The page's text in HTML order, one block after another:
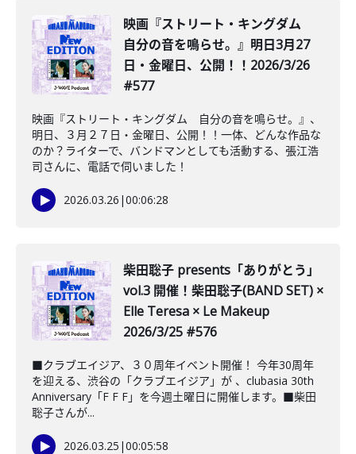
映画『ストリート・キングダム
自分の音を鳴らせ。』明日3月27
日・金曜日、公開！！2026/3/26
#577
映画『ストリート・キングダム 自分の音を鳴らせ。』、
明日、３月２７日・金曜日、公開！！一体、どんな作品な
のか？ライターで、バンドマンとしても活動する、張江浩
司さんに、電話で伺いました！
2026.03.26 |00:06:28
柴田聡子 presents「ありがとう」
vol.3 開催！柴田聡子(BAND SET) ×
Elle Teresa × Le Makeup
2026/3/25 #576
■クラブエイジア、３０周年イベント開催！ 今年30周年
を迎える、渋谷の「クラブエイジア」が 、clubasia 30th
Anniversary「F F F」を今週土曜日に開催します。■柴田
聡子さんが...
2026.03.25 |00:05:58